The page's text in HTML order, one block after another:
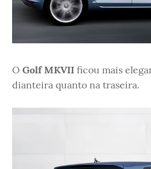
O Golf MKVII ficou mais
dianteira quanto na traseira.